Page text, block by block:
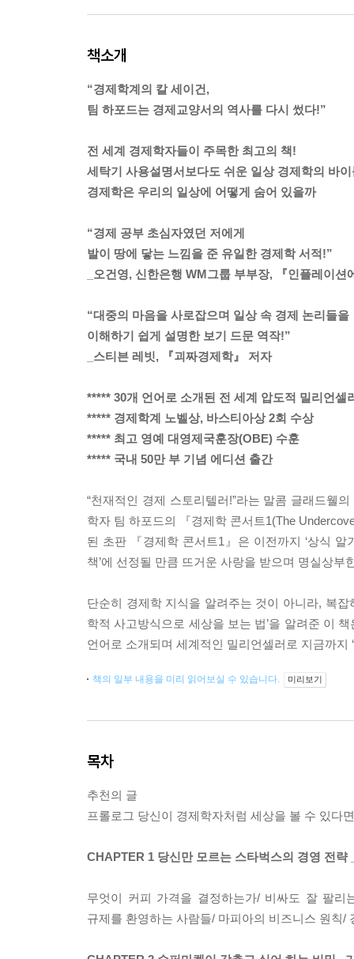
책소개
“경제학계의 칼 세이건,
팀 하포드는 경제교양서의 역사를 다시 썼다!”
전 세계 경제학자들이 주목한 최고의 책!
세탁기 사용설명서보다도 쉬운 일상 경제학의 바
경제학은 우리의 일상에 어떻게 숨어 있을까
“경제 공부 초심자였던 저에게
발이 땅에 닿는 느낌을 준 유일한 경제학 서적!”
_오건영, 신한은행 WM그룹 부부장, 『인플레이션
“대중의 마음을 사로잡으며 일상 속 경제 논리들을
이해하기 쉽게 설명한 보기 드문 역작!”
_스티븐 레빗, 『괴짜경제학』 저자
***** 30개 언어로 소개된 전 세계 압도적 밀리언셀
***** 경제학계 노벨상, 바스티아상 2회 수상
***** 최고 영예 대영제국훈장(OBE) 수훈
***** 국내 50만 부 기념 에디션 출간
“천재적인 경제 스토리텔러!”라는 말콤 글래드웰
학자 팀 하포드의 『경제학 콘서트1(The
된 초판 『경제학 콘서트1』은 이전까지 ‘상식
책’에 선정될 만큼 뜨거운 사랑을 받으며 명실상
단순히 경제학 지식을 알려주는 것이 아니라, 복
학적 사고방식으로 세상을 보는 법’을 알려준 이
언어로 소개되며 세계적인 밀리언셀러로 지금까지
책의 일부 내용을 미리 읽어보실 수 있습니다. 미리보기
목차
추천의 글
프롤로그 당신이 경제학자처럼 세상을 볼 수 있다면
CHAPTER 1 당신만 모르는 스타벅스의 경영 전략
무엇이 커피 가격을 결정하는가/ 비싸도 잘 팔
규제를 환영하는 사람들/ 마피아의 비즈니스 원칙